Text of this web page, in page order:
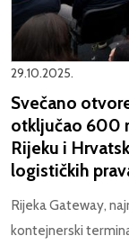
29.10.2025.
Svečano
otključao 600
Rijeku i
logističkih
Rijeka Gateway,
kontejnerski